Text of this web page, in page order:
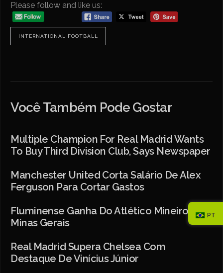
Please follow and like us:
INTERNATIONAL FOOTBALL
Você Também Pode Gostar
Multiple Champion For Real Madrid Wants
To Buy Third Division Club, Says Newspaper
Manchester United Corta Salário De Alex
Ferguson Para Cortar Gastos
Fluminense Ganha Do Atlético Mineiro Em
Minas Gerais
Real Madrid Supera Chelsea Com
Destaque De Vinícius Júnior
PT